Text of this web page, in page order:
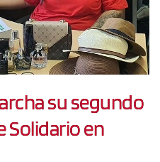
su segundo
Solidario en